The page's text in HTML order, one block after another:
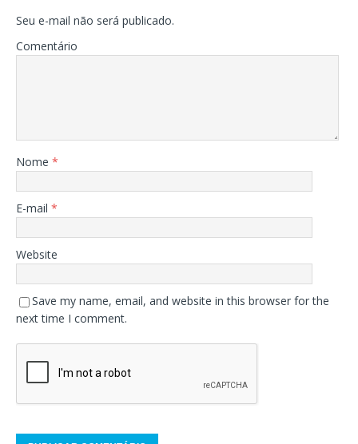
Seu e-mail não será publicado.
Comentário
Nome *
E-mail *
Website
Save my name, email, and website in this browser for the
next time I comment.